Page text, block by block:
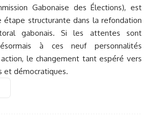
Gabonaise des Élections), est
étape structurante dans la refondation
gabonais. Si les attentes sont
à ces neuf personnalités
action, le changement tant espéré vers
et démocratiques.